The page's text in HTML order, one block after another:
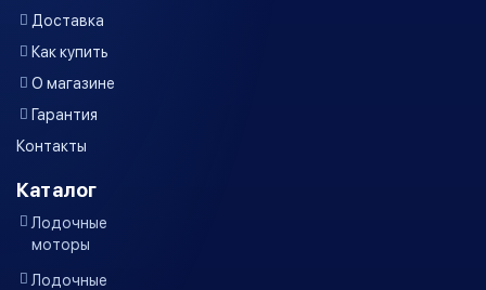
Доставка
Как купить
О магазине
Гарантия
Контакты
Каталог
Лодочные
моторы
Лодочные